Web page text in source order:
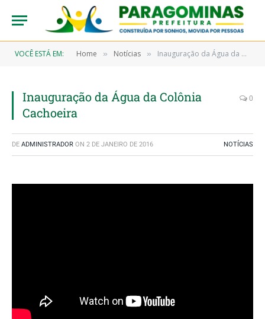
VOCÊ ESTÁ EM: Home » Notícias » Inauguração da Água da Colônia Cachoeira
Inauguração da Água da Colônia
Cachoeira
0
DE ADMINISTRADOR ON 2 DE JANEIRO DE 2016 NOTÍCIAS